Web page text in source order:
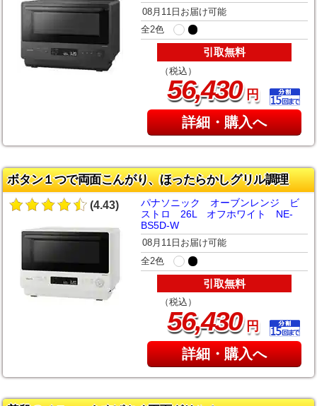
08月11日お届け可能
全2色
引取無料
（税込）
56,430円
詳細・購入へ
ボタン１つで両面こんがり、ほったらかしグリル調理
(4.43)
パナソニック オーブンレンジ ビ
ストロ 26L オフホワイト NE-
BS5D-W
08月11日お届け可能
全2色
引取無料
（税込）
56,430円
詳細・購入へ